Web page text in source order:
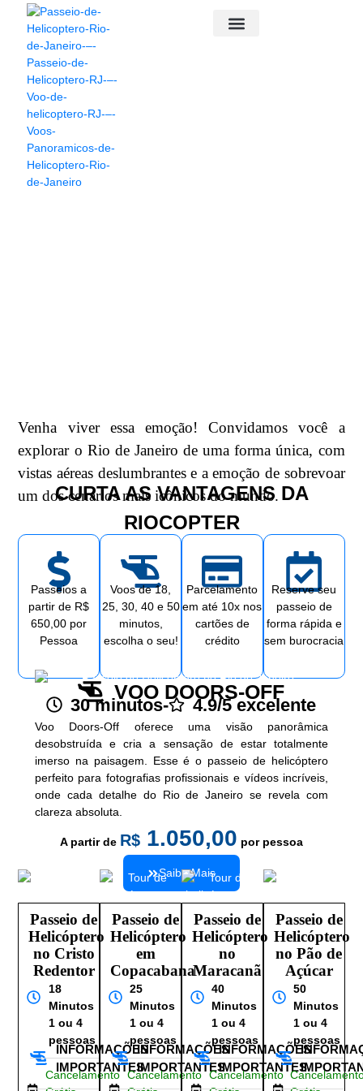
Venha viver essa emoção! Convidamos você a
explorar o Rio de Janeiro de uma forma única, com
vistas aéreas deslumbrantes e a emoção de sobrevoar
um dos cenários mais icônicos do mundo.
CURTA AS VANTAGENS DA
RIOCOPTER
Passeios a
partir de R$
650,00 por
Pessoa
Voos de 18,
25, 30, 40 e 50
minutos,
escolha o seu!
Parcelamento
em até 10x nos
cartões de
crédito
Reserve seu
passeio de
forma rápida e
sem burocracia
VOO DOORS-OFF
30 minutos- 4.9/5 excelente
Voo Doors-Off oferece uma visão panorâmica
desobstruída e cria a sensação de estar totalmente
imerso na paisagem. Esse é o passeio de helicóptero
perfeito para fotografias profissionais e vídeos incríveis,
onde cada detalhe do Rio de Janeiro se revela com
clareza absoluta.
A partir de R$1.050,00 por pessoa
Saiba Mais
Passeio de
Helicóptero
no Cristo
Redentor
18
Minutos
1 ou 4
pessoas
INFORMAÇÕES
IMPORTANTES
Cancelamento
Passeio de
Helicóptero
em
Copacabana
25
Minutos
1 ou 4
pessoas
INFORMAÇÕES
IMPORTANTES
Cancelamento
Passeio de
Helicóptero
no
Maracanã
40
Minutos
1 ou 4
pessoas
INFORMAÇÕES
IMPORTANTES
Cancelamento
Passeio de
Helicóptero
no Pão de
Açúcar
50
Minutos
1 ou 4
pessoas